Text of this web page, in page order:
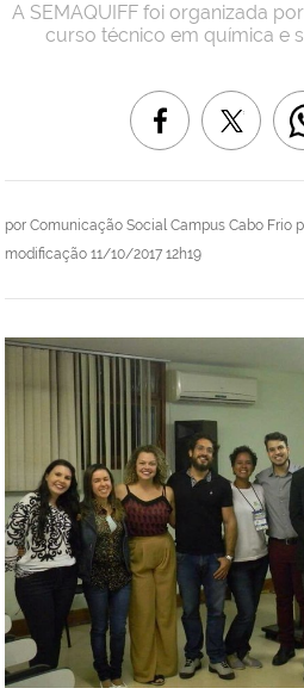
por Comunicação Social Campus Cabo Frio
modificação 11/10/2017 12h19
A SEMAQUIFF foi organizada
curso técnico em química e